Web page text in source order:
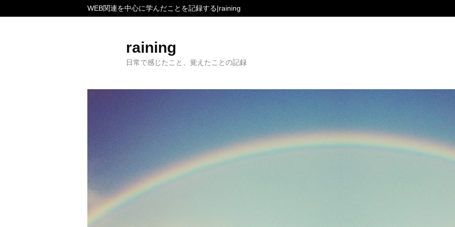
WEB関連を中心に学んだことを記録する|raining
raining
日常で感じたこと、覚えたことの記録